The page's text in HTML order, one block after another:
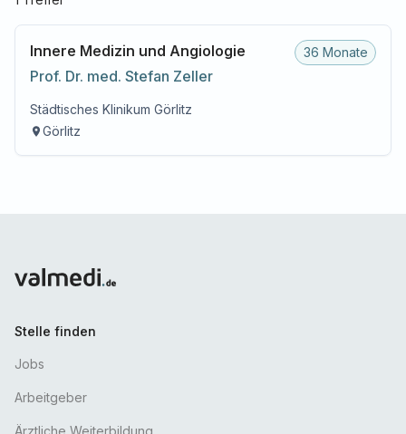
Innere Medizin und Angiologie
Prof. Dr. med. Stefan Zeller
36 Monate
Städtisches Klinikum Görlitz
Görlitz
Stelle finden
Jobs
Arbeitgeber
Ärztliche Weiterbildung